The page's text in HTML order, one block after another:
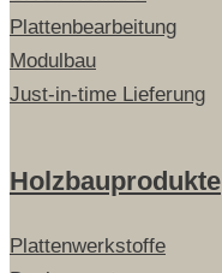
Plattenbearbeitung
Modulbau
Just-in-time Lieferung
Holzbauprodukte
Plattenwerkstoffe